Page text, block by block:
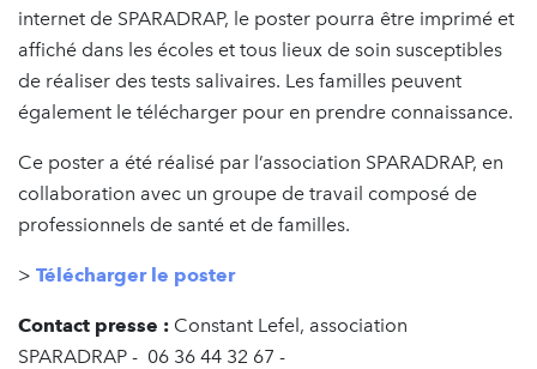
internet de SPARADRAP, le poster pourra être imprimé et
affiché dans les écoles et tous lieux de soin susceptibles
de réaliser des tests salivaires. Les familles peuvent
également le télécharger pour en prendre connaissance.
Ce poster a été réalisé par l’association SPARADRAP, en
collaboration avec un groupe de travail composé de
professionnels de santé et de familles.
> Télécharger le poster
Contact presse : Constant Lefel, association
SPARADRAP - 06 36 44 32 67 -